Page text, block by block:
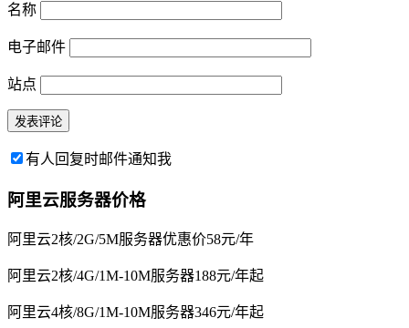
名称
电子邮件
站点
有人回复时邮件通知我
阿里云服务器价格
阿里云2核/2G/5M服务器优惠价58元/年
阿里云2核/4G/1M-10M服务器188元/年起
阿里云4核/8G/1M-10M服务器346元/年起